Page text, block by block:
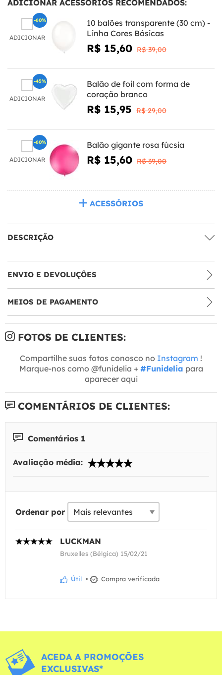
ADICIONAR ACESSÓRIOS RECOMENDADOS:
ADICIONAR
10 balões transparente (30 cm) -
Linha Cores Básicas
R$ 15,60 R$ 39,00
-60%
ADICIONAR
Balão de foil com forma de
coração branco
R$ 15,95 R$ 29,00
-45%
ADICIONAR
Balão gigante rosa fúcsia
R$ 15,60 R$ 39,00
-60%
ACESSÓRIOS
DESCRIÇÃO
ENVIO E DEVOLUÇÕES
MEIOS DE PAGAMENTO
FOTOS DE CLIENTES:
Compartilhe suas fotos conosco no Instagram !
Marque-nos como @funidelia + #Funidelia para
aparecer aqui
COMENTÁRIOS DE CLIENTES:
Comentários 1
Avaliação média:
Ordenar por
LUCKMAN
Bruxelles (Bélgica) 15/02/21
Útil • Compra verificada
ACEDA A PROMOÇÕES
EXCLUSIVAS*